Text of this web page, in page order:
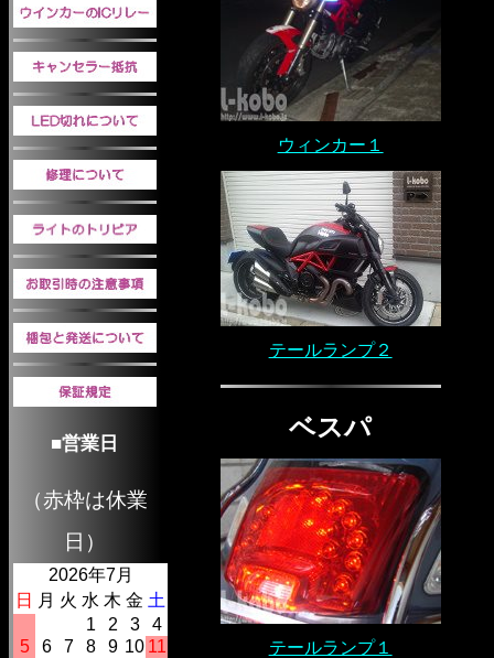
■営業日
（赤枠は休業
日）
2026年7月
日 月 火 水 木 金 土
1
2 3
4
5
6 7 8 9 10 11
ウィンカー１
テールランプ２
ベスパ
テールランプ１